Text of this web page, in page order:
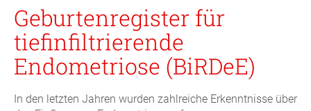
Geburtenregister für
tiefinfiltrierende
Endometriose (BiRDeE)
In den letzten Jahren wurden zahlreiche Erkenntnisse über